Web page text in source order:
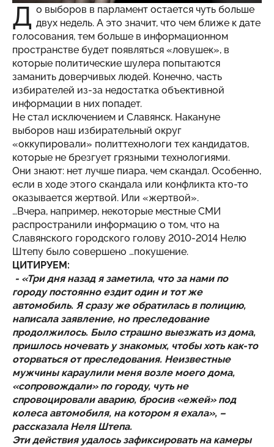
Д о выборов в парламент остается чуть больше
двух недель. А это значит, что чем ближе к дате
голосования, тем больше в информационном
пространстве будет появляться «ловушек», в
которые политические шулера попытаются
заманить доверчивых людей. Конечно, часть
избирателей из-за недостатка объективной
информации в них попадет.
Не стал исключением и Славянск. Накануне
выборов наш избирательный округ
«оккупировали» политтехнологи тех кандидатов,
которые не брезгует грязными технологиями.
Они знают: нет лучше пиара, чем скандал. Особенно,
если в ходе этого скандала или конфликта кто-то
оказывается жертвой. Или «жертвой».
…Вчера, например, некоторые местные СМИ
распространили информацию о том, что на
Славянского городского голову 2010-2014 Нелю
Штепу было совершено …покушение.
ЦИТИРУЕМ:
- «Три дня назад я заметила, что за нами по
городу постоянно ездит один и тот же
автомобиль. Я сразу же обратилась в полицию,
написала заявление, но преследование
продолжилось. Было страшно выезжать из дома,
пришлось ночевать у знакомых, чтобы хоть как-то
оторваться от преследования. Неизвестные
мужчины караулили меня возле моего дома,
«сопровождали» по городу, чуть не
спровоцировали аварию, бросив «ежей» под
колеса автомобиля, на котором я ехала», –
рассказала Неля Штепа.
Эти действия удалось зафиксировать на камеры